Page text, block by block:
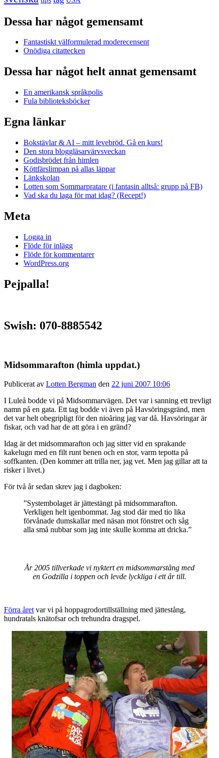
Dessa har något gemensamt
Fantastiskt välformulerad moderecensent
Onödiga citattecken
Dessa har något helt annat gemensamt
En amerikansk språkpolis
Fula biblioteksböcker
Egna länkar
Bokstävlar & AI – mitt levebröd. Gå en kurs!
Den stora bloggläsarvärvsveckan
Godisbrödet från himlen
Köttfärslimpan på allas läppar
Länkskolan
Lotten som Sommarpratare (i fantasin alltså: grupp på FB)
Vad ska du laga för mat idag? (Recept!)
Meta
Logga in
Flöde för inlägg
Flöde för kommentarer
WordPress.org
Pejpalla!
Swish: 070-8885542
Midsommarafton (himla uppdat.)
Publicerat av Lotten Bergman den 22 juni 2007 10:06
I Luleå bodde vi på Midsommarvägen. Det var i sanning ett trevligt
namn på en gata. Ett tag bodde vi även på Havsöringsgränd, men
det var helt obegripligt för den nioåring jag var då. Havsöringar är
fiskar, och vad har de att göra i en gränd?
Idag är det midsommarafton och jag sitter vid en sprakande
kakelugn med en filt runt benen och en stor, varm tepotta på
soffkanten. (Den kommer att trilla ner, jag vet. Men jag gillar att ta
risker i livet.)
För två år sedan skrev jag i dagboken:
”Systembolaget är jättestängt på midsommarafton.
Verkligen helt igenbommat. Jag stod där med tio lika
förvånade dumskallar med näsan mot fönstret och såg
alla små nubbar som jag inte skulle komma att dricka.”
År 2005 tillverkade vi nyktert en midsommarstång med
en Godzilla i toppen och levde lyckliga i ett år till.
Förra året var vi på hoppagrodortillställning med jättestång,
hundratals knätofsar och trehundra dragspel.